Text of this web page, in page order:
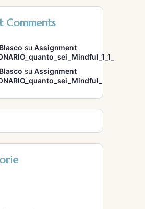
Comments
su Assignment
su Assignment